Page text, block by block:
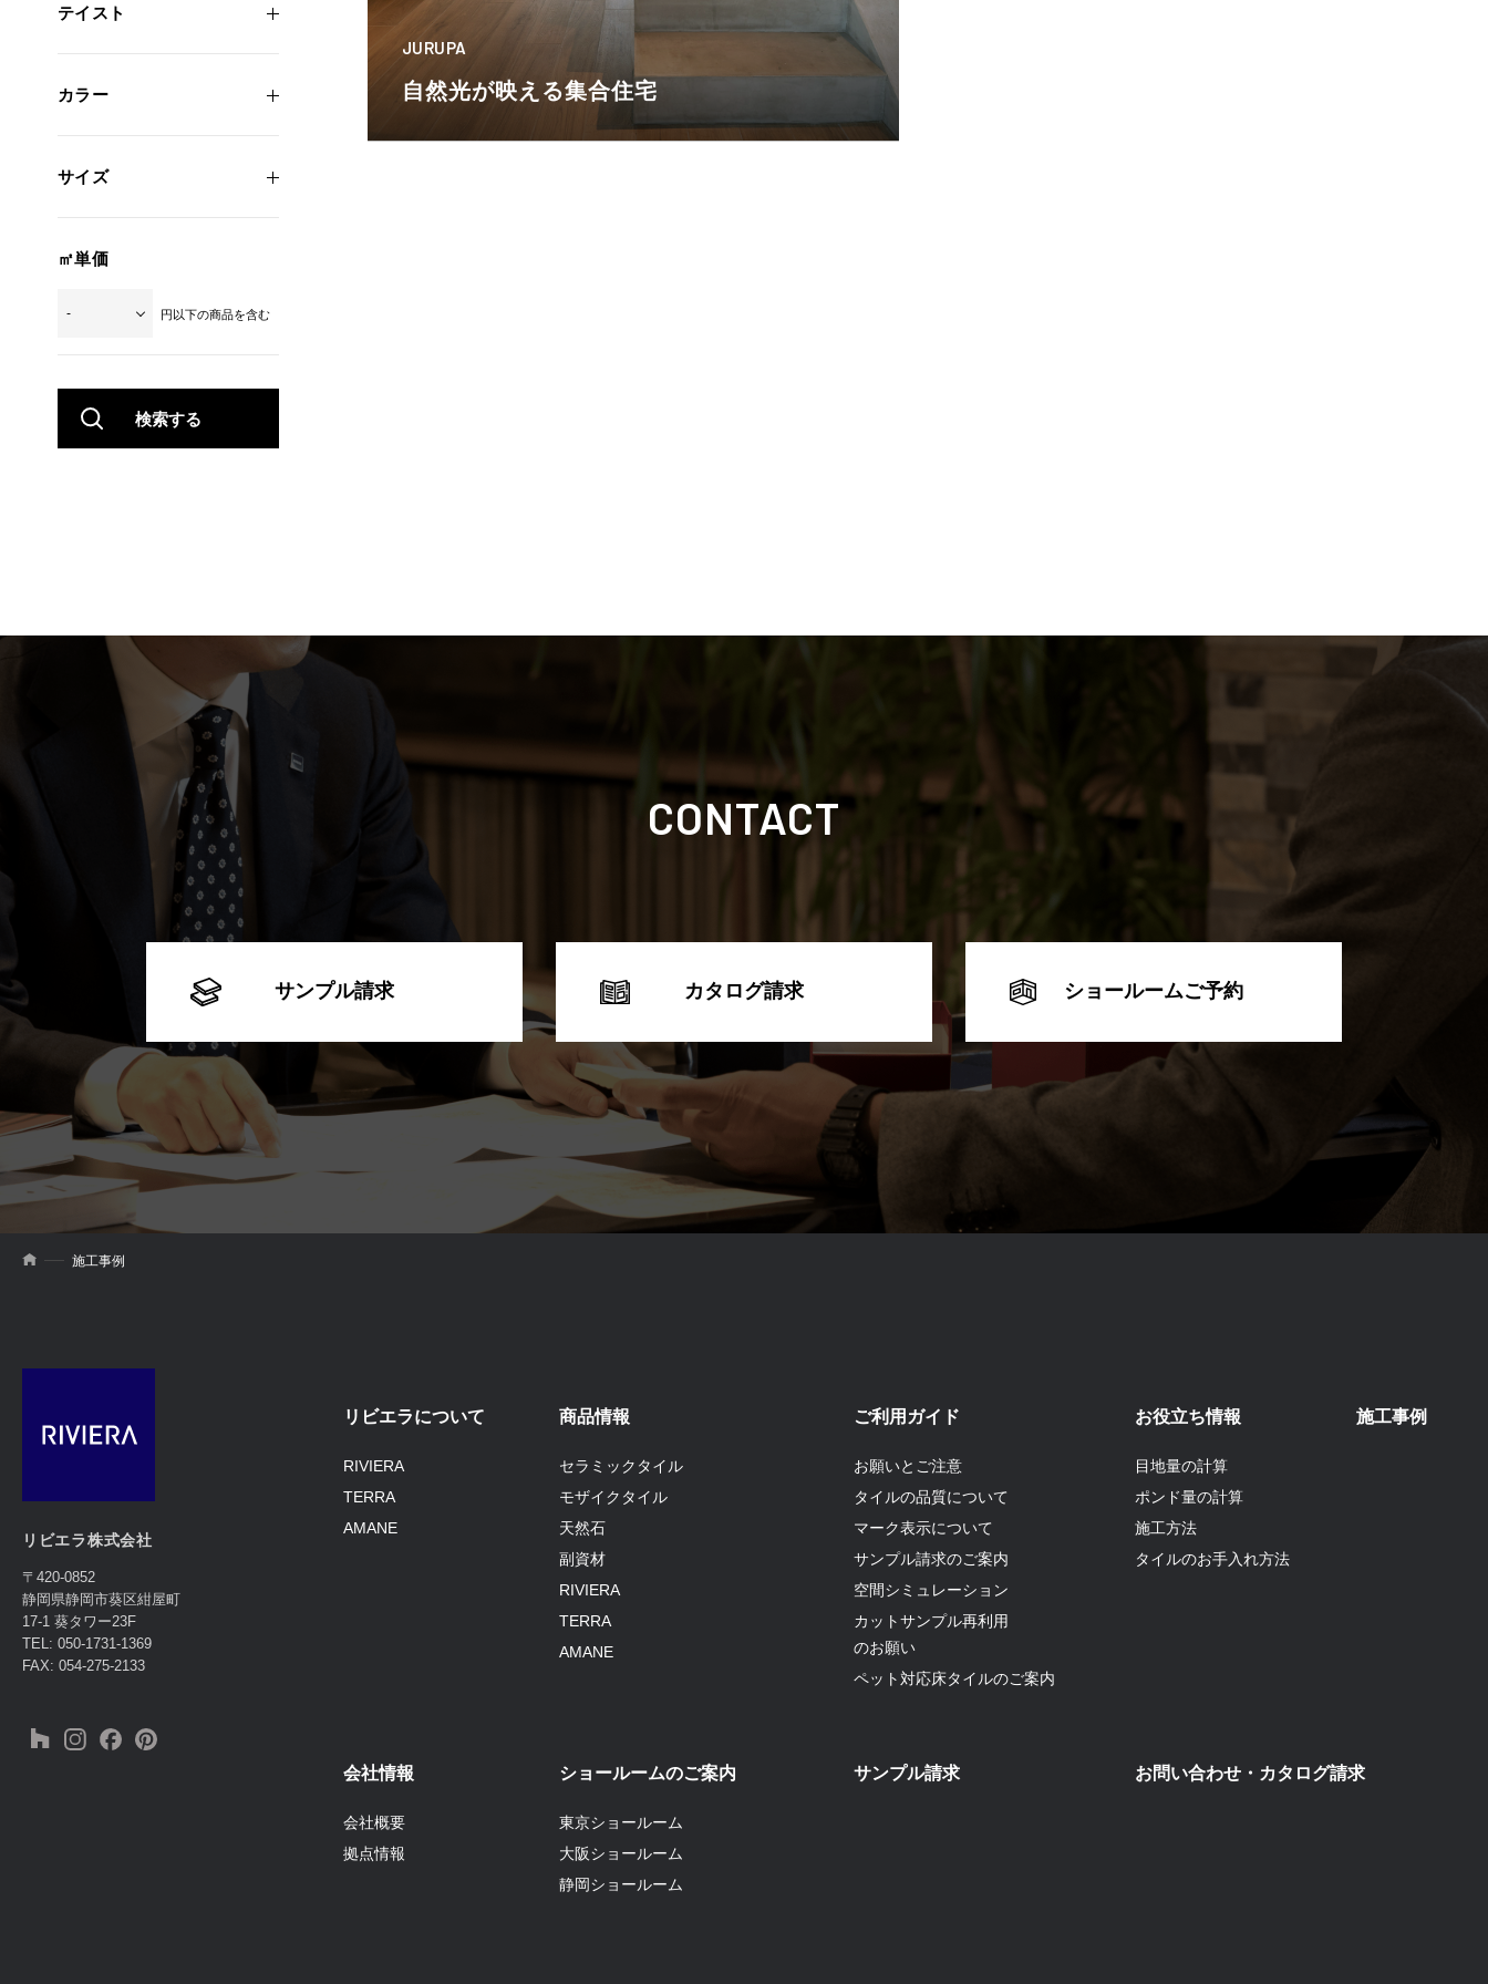
JURUPA
自然光が映える集合住宅
テイスト
カラー
サイズ
㎡単価
円以下の商品を含む
CONTACT
サンプル請求 カタログ請求 ショールームご予約
施工事例
リビエラ株式会社
〒420-0852
静岡県静岡市葵区紺屋町
17-1 葵タワー23F
TEL: 050-1731-1369
FAX: 054-275-2133
リビエラについて
RIVIERA
TERRA
AMANE
商品情報
セラミックタイル
モザイクタイル
天然石
副資材
RIVIERA
TERRA
AMANE
ご利用ガイド
お願いとご注意
タイルの品質について
マーク表示について
サンプル請求のご案内
空間シミュレーション
カットサンプル再利用
のお願い
ペット対応床タイルのご案内
お役立ち情報
目地量の計算
ポンド量の計算
施工方法
タイルのお手入れ方法
施工事例
会社情報
会社概要
拠点情報
ショールームのご案内
東京ショールーム
大阪ショールーム
静岡ショールーム
サンプル請求 お問い合わせ・カタログ請求